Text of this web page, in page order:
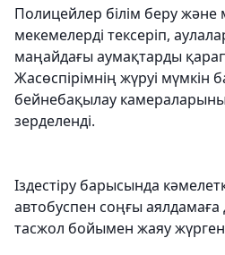
Полицейлер білім беру
мекемелерді тексеріп,
маңайдағы аумақтарды
Жасөспірімнің жүруі мүмкін
бейнебақылау
зерделенді.
Іздестіру барысында
автобуспен соңғы аялдамаға
тасжол бойымен жаяу